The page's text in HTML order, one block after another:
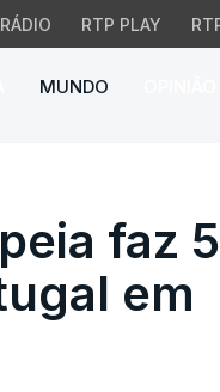
RÁDIO RTP PLAY
MUNDO
faz
faz
em